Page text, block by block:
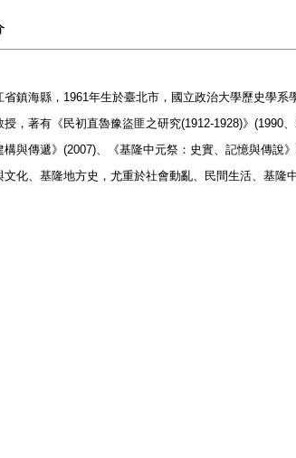
省鎮海縣，1961年生於臺北市，國立政治大學歷史學
授，著有《民初直魯豫盜匪之研究(1912-1928)》(1990
構與傳遞》(2007)、《基隆中元祭：史實、記憶與傳說
文化、基隆地方史，尤重於社會動亂、民間生活、基隆